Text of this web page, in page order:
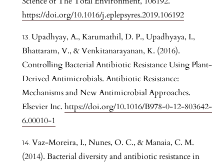
https://doi.org/10.1016/j.eplepsyres.2019.106192
Upadhyay, A., Karumathil, D. P., Upadhyaya, I.,
Bhattaram, V., & Venkitanarayanan, K. (2016).
Controlling Bacterial Antibiotic Resistance Using Plant-
Derived Antimicrobials. Antibiotic Resistance:
Mechanisms and New Antimicrobial Approaches.
Elsevier Inc. https://doi.org/10.1016/B978-0-12-803642-
6.00010-1
Vaz-Moreira, I., Nunes, O. C., & Manaia, C. M.
(2014). Bacterial diversity and antibiotic resistance in